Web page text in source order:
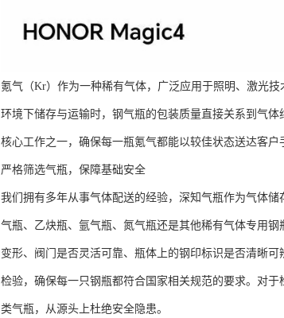
氪气（Kr）作为一种稀有气体，广泛应用于照明、激光
环境下储存与运输时，钢气瓶的包装质量直接关系到气
核心工作之一，确保每一瓶氪气都能以较佳状态送达客户
严格筛选气瓶，保障基础安全
我们拥有多年从事气体配送的经验，深知气瓶作为气体
气瓶、乙炔瓶、氩气瓶、氮气瓶还是其他稀有气体专用
变形、阀门是否灵活可靠、瓶体上的钢印标识是否清晰
检验，确保每一只钢瓶都符合国家相关规范的要求。对
类气瓶，从源头上杜绝安全隐患。